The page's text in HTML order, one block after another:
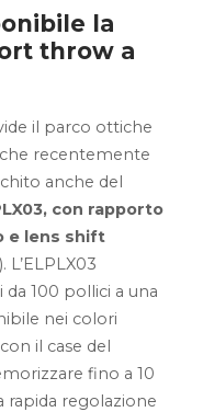
la
throw a
il parco ottiche
recentemente
anche del
con rapporto
e lens shift
L’ELPLX03
100 pollici a una
nei colori
il case del
fino a 10
rapida regolazione